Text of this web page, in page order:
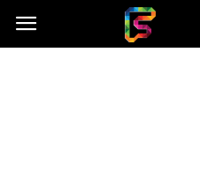
Fasingenergia.pl